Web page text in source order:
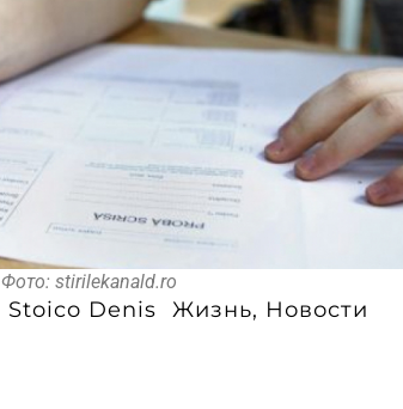
Фото: stirilekanald.ro
Stoico Denis Жизнь, Новости